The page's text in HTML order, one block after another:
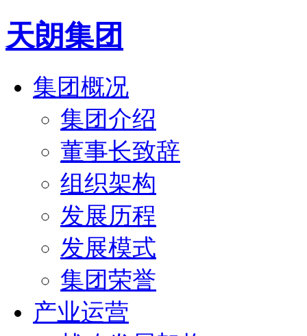
天朗集团
集团概况
集团介绍
董事长致辞
组织架构
发展历程
发展模式
集团荣誉
产业运营